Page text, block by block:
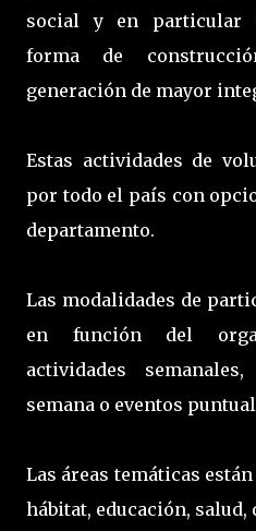
social y en particular
forma de
generación de mayor
Estas actividades de
por todo el país con
departamento.
Las modalidades de
en función del
actividades
semana o eventos
Las áreas temáticas
hábitat, educación,